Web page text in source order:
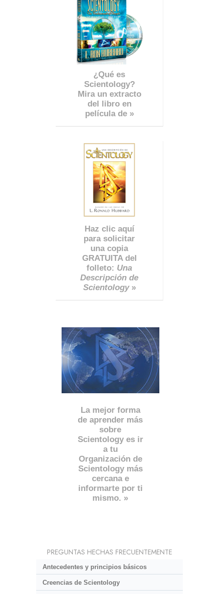
¿Qué es
Scientology?
Mira un extracto
del libro en
película de »
Haz clic aquí
para solicitar
una copia
GRATUITA del
folleto: Una
Descripción de
Scientology»
La mejor forma
de aprender más
sobre
Scientology es ir
a tu
Organización de
Scientology más
cercana e
informarte por ti
mismo. »
PREGUNTAS HECHAS FRECUENTEMENTE
Antecedentes y principios básicos
Creencias de Scientology